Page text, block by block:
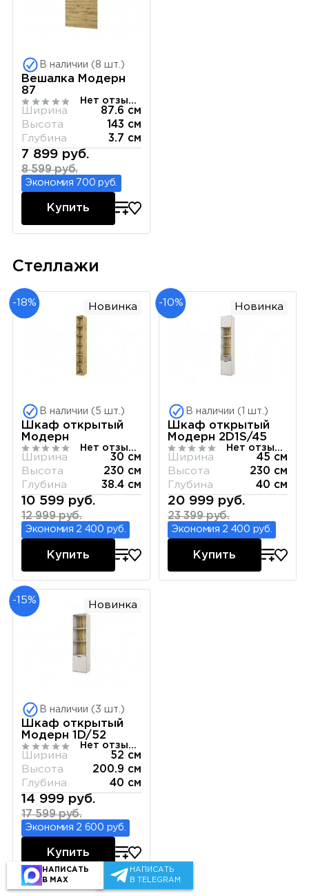
В наличии (8 шт.)
Вешалка Модерн
87
Нет отзывов
Ширина
87.6 см
Высота
143 см
Глубина
3.7 см
7 899 руб.
8 599 руб.
Экономия 700 руб.
Купить
Стеллажи
-18% Новинка
В наличии (5 шт.)
Шкаф открытый
Модерн
Нет отзывов
Ширина
30 см
Высота
230 см
Глубина
38.4 см
10 599 руб.
12 999 руб.
Экономия 2 400 руб.
Купить
-10% Новинка
В наличии (1 шт.)
Шкаф открытый
Модерн 2D1S/45
Нет отзывов
Ширина
45 см
Высота
230 см
Глубина
40 см
20 999 руб.
23 399 руб.
Экономия 2 400 руб.
Купить
-15% Новинка
В наличии (3 шт.)
Шкаф открытый
Модерн 1D/52
Нет отзывов
Ширина
52 см
Высота
200.9 см
Глубина
40 см
14 999 руб.
17 599 руб.
Экономия 2 600 руб.
Купить
НАПИСАТЬ
В TELEGRAM
НАПИСАТЬ
В MAX